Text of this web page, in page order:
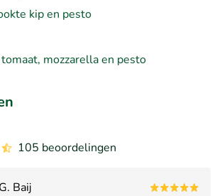
kip en pesto
mozzarella en pesto
105 beoordelingen
Baij